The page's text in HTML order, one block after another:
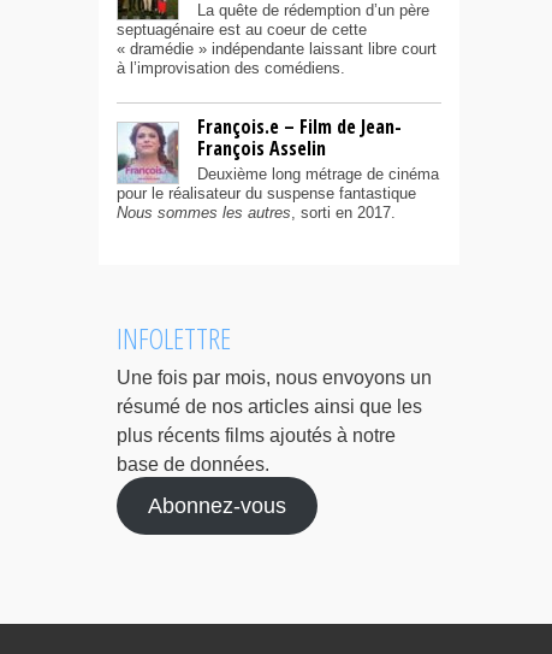
La quête de rédemption d’un père
septuagénaire est au coeur de cette
« dramédie » indépendante laissant libre court
à l’improvisation des comédiens.
François.e – Film de Jean-
François Asselin
Deuxième long métrage de cinéma
pour le réalisateur du suspense fantastique
Nous sommes les autres, sorti en 2017.
INFOLETTRE
Une fois par mois, nous envoyons un
résumé de nos articles ainsi que les
plus récents films ajoutés à notre
base de données.
Abonnez-vous